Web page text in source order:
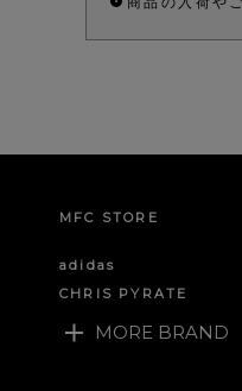
MFC STORE
adidas
CHRIS PYRATE
MORE BRAND